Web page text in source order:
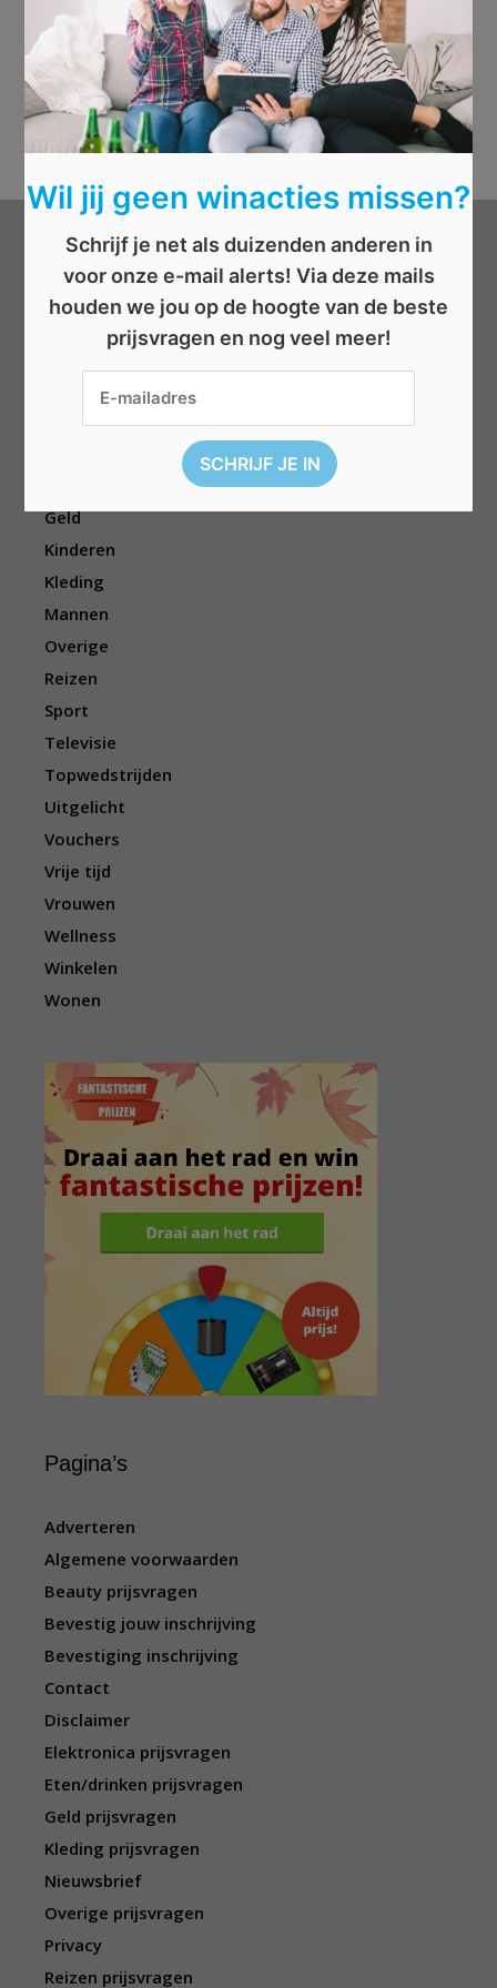
Categorieën
Cadeau
Dieren
Geld
Kinderen
Kleding
Mannen
Overige
Reizen
Sport
Televisie
Topwedstrijden
Uitgelicht
Vouchers
Vrije tijd
Vrouwen
Wellness
Winkelen
Wonen
Pagina’s
Adverteren
Algemene voorwaarden
Beauty prijsvragen
Bevestig jouw inschrijving
Bevestiging inschrijving
Contact
Disclaimer
Elektronica prijsvragen
Eten/drinken prijsvragen
Geld prijsvragen
Kleding prijsvragen
Nieuwsbrief
Overige prijsvragen
Privacy
Reizen prijsvragen
Wil jij geen winacties missen?
Schrijf je net als duizenden anderen in
voor onze e-mail alerts! Via deze mails
houden we jou op de hoogte van de beste
prijsvragen en nog veel meer!